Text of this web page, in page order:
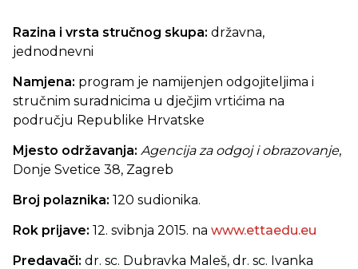
Razina i vrsta stručnog skupa: državna,
jednodnevni
Namjena: program je namijenjen odgojiteljima i
stručnim suradnicima u dječjim vrtićima na
području Republike Hrvatske
Mjesto održavanja: Agencija za odgoj i obrazovanje,
Donje Svetice 38, Zagreb
Broj polaznika: 120 sudionika.
Rok prijave: 12. svibnja 2015. na www.ettaedu.eu
Predavači: dr. sc. Dubravka Maleš, dr. sc. Ivanka